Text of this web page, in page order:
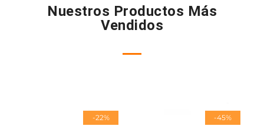
Nuestros Productos Más
Vendidos
-22% -45%